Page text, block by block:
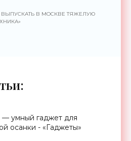
ВЫПУСКАТЬ В МОСКВЕ ТЯЖЕЛУЮ
— умный гаджет для
осанки - «Гаджеты»